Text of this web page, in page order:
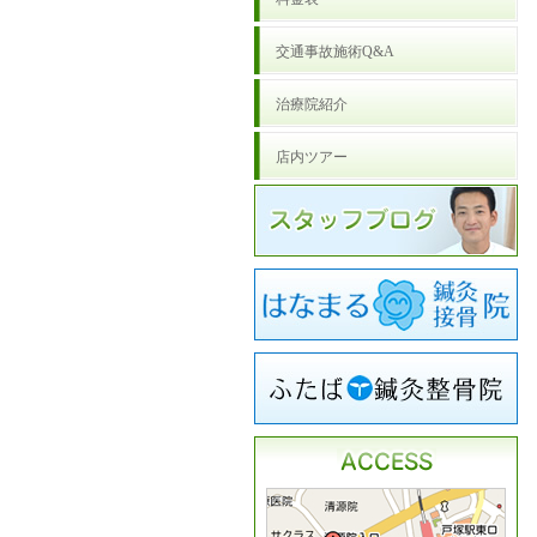
交通事故施術Q&A
治療院紹介
店内ツアー